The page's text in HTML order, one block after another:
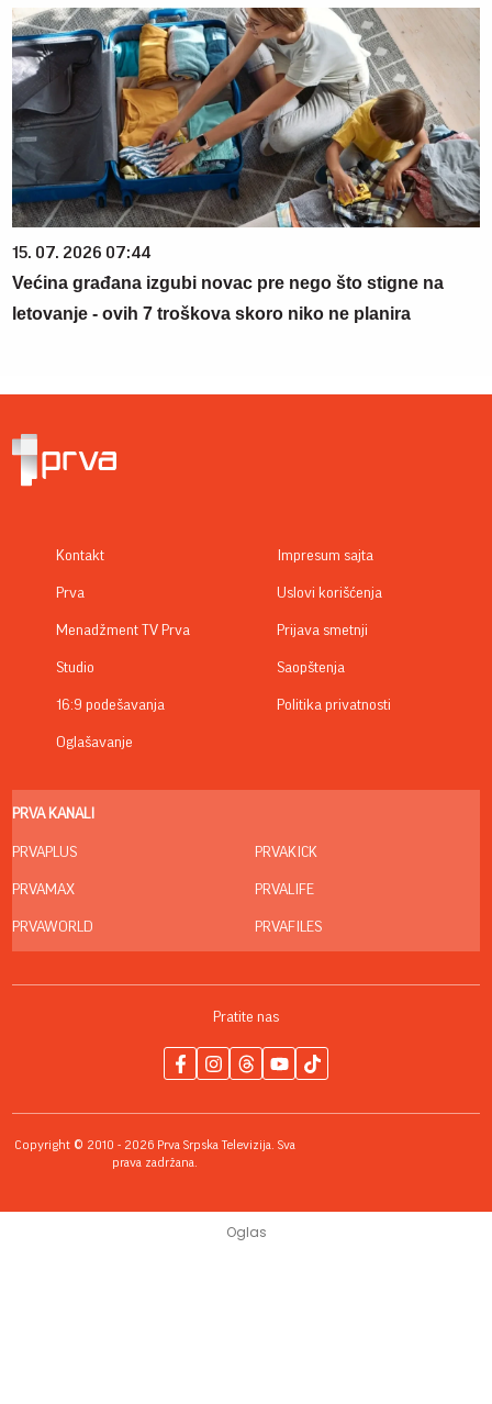
15. 07. 2026 07:44
Većina građana izgubi novac pre nego što stigne na
letovanje - ovih 7 troškova skoro niko ne planira
Kontakt
Prva
Menadžment TV Prva
Studio
16:9 podešavanja
Oglašavanje
Impresum sajta
Uslovi korišćenja
Prijava smetnji
Saopštenja
Politika privatnosti
PRVA KANALI
PRVAPLUS
PRVAMAX
PRVAWORLD
PRVAKICK
PRVALIFE
PRVAFILES
Pratite nas
Copyright © 2010 - 2026 Prva Srpska Televizija. Sva
prava zadržana.